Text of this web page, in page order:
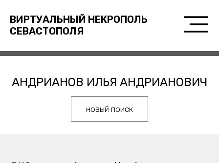
ВИРТУАЛЬНЫЙ НЕКРОПОЛЬ
СЕВАСТОПОЛЯ
АНДРИАНОВ ИЛЬЯ АНДРИАНОВИЧ
новый поиск